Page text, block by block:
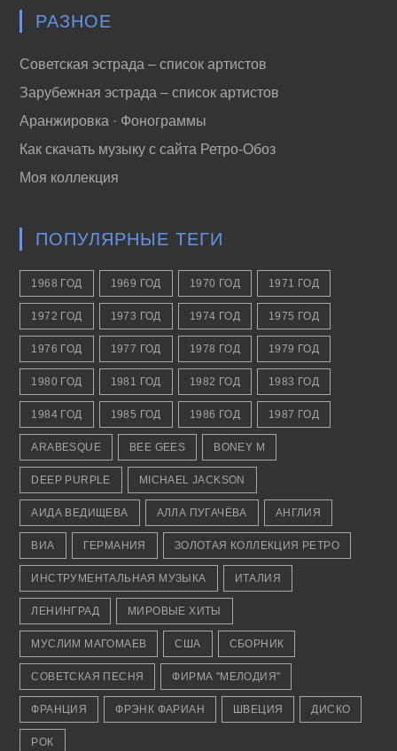
РАЗНОЕ
Советская эстрада – список артистов
Зарубежная эстрада – список артистов
Аранжировка · Фонограммы
Как скачать музыку с сайта Ретро-Обоз
Моя коллекция
ПОПУЛЯРНЫЕ ТЕГИ
1968 ГОД 1969 ГОД 1970 ГОД 1971 ГОД
1972 ГОД 1973 ГОД 1974 ГОД 1975 ГОД
1976 ГОД 1977 ГОД 1978 ГОД 1979 ГОД
1980 ГОД 1981 ГОД 1982 ГОД 1983 ГОД
1984 ГОД 1985 ГОД 1986 ГОД 1987 ГОД
ARABESQUE BEE GEES BONEY M
DEEP PURPLE MICHAEL JACKSON
АИДА ВЕДИЩЕВА АЛЛА ПУГАЧЁВА АНГЛИЯ
ВИА ГЕРМАНИЯ ЗОЛОТАЯ КОЛЛЕКЦИЯ РЕТРО
ИНСТРУМЕНТАЛЬНАЯ МУЗЫКА ИТАЛИЯ
ЛЕНИНГРАД МИРОВЫЕ ХИТЫ
МУСЛИМ МАГОМАЕВ США СБОРНИК
СОВЕТСКАЯ ПЕСНЯ ФИРМА "МЕЛОДИЯ"
ФРАНЦИЯ ФРЭНК ФАРИАН ШВЕЦИЯ ДИСКО
РОК